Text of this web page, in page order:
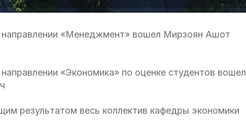
направлении «Менеджмент» вошел Мирзоян Ашот
«Экономика» по оценке студентов вошел
результатом весь коллектив кафедры экономики